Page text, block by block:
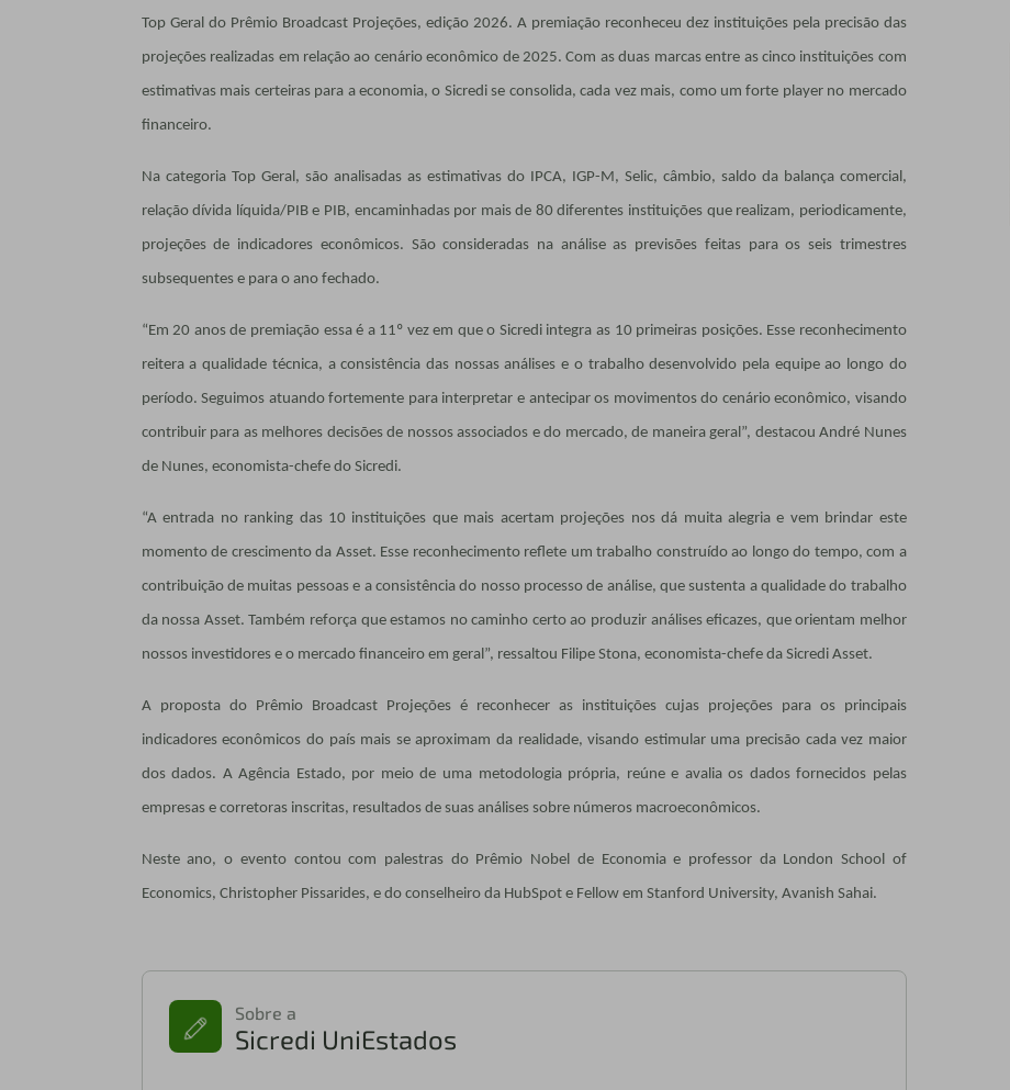
Top Geral do Prêmio Broadcast Projeções, edição 2026. A premiação reconheceu dez instituições pela precisão das
projeções realizadas em relação ao cenário econômico de 2025. Com as duas marcas entre as cinco instituições com
estimativas mais certeiras para a economia, o Sicredi se consolida, cada vez mais, como um forte player no mercado
financeiro.
Na categoria Top Geral, são analisadas as estimativas do IPCA, IGP-M, Selic, câmbio, saldo da balança comercial,
relação dívida líquida/PIB e PIB, encaminhadas por mais de 80 diferentes instituições que realizam, periodicamente,
projeções de indicadores econômicos. São consideradas na análise as previsões feitas para os seis trimestres
subsequentes e para o ano fechado.
“Em 20 anos de premiação essa é a 11º vez em que o Sicredi integra as 10 primeiras posições. Esse reconhecimento
reitera a qualidade técnica, a consistência das nossas análises e o trabalho desenvolvido pela equipe ao longo do
período. Seguimos atuando fortemente para interpretar e antecipar os movimentos do cenário econômico, visando
contribuir para as melhores decisões de nossos associados e do mercado, de maneira geral”, destacou André Nunes
de Nunes, economista-chefe do Sicredi.
“A entrada no ranking das 10 instituições que mais acertam projeções nos dá muita alegria e vem brindar este
momento de crescimento da Asset. Esse reconhecimento reflete um trabalho construído ao longo do tempo, com a
contribuição de muitas pessoas e a consistência do nosso processo de análise, que sustenta a qualidade do trabalho
da nossa Asset. Também reforça que estamos no caminho certo ao produzir análises eficazes, que orientam melhor
nossos investidores e o mercado financeiro em geral”, ressaltou Filipe Stona, economista-chefe da Sicredi Asset.
A proposta do Prêmio Broadcast Projeções é reconhecer as instituições cujas projeções para os principais
indicadores econômicos do país mais se aproximam da realidade, visando estimular uma precisão cada vez maior
dos dados. A Agência Estado, por meio de uma metodologia própria, reúne e avalia os dados fornecidos pelas
empresas e corretoras inscritas, resultados de suas análises sobre números macroeconômicos.
Neste ano, o evento contou com palestras do Prêmio Nobel de Economia e professor da London School of
Economics, Christopher Pissarides, e do conselheiro da HubSpot e Fellow em Stanford University, Avanish Sahai.
Sobre a
Sicredi UniEstados